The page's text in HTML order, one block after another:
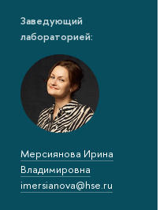
Заведующий
лабораторией:
Мерсиянова Ирина
Владимировна
imersianova@hse.ru